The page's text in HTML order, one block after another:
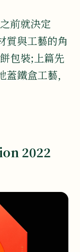
前就決定
質與工藝的角
包裝;上篇先
蓋鐵盒工藝,
2022